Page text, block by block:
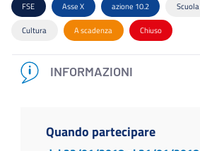
FSE Asse X azione 10.2 Scuola
Cultura A scadenza Chiuso
INFORMAZIONI
Quando partecipare